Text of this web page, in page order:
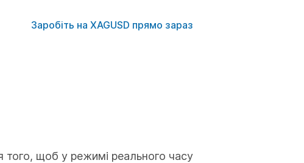
Заробіть на XAGUSD прямо зараз
того, щоб у режимі реального часу